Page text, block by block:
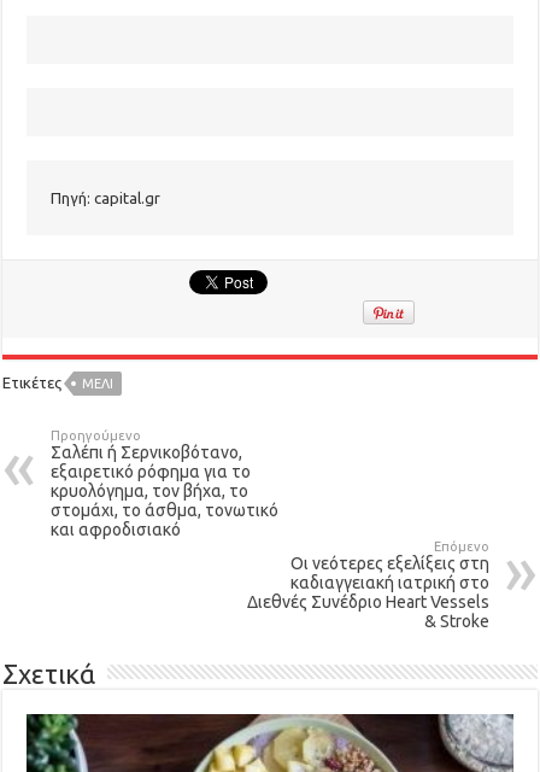
Πηγή: capital.gr
Ετικέτες ΜΈΛΙ
Προηγούμενο
Σαλέπι ή Σερνικοβότανο,
εξαιρετικό ρόφημα για το
κρυολόγημα, τον βήχα, το
στομάχι, το άσθμα, τονωτικό
και αφροδισιακό
Επόμενο
Οι νεότερες εξελίξεις στη
καδιαγγειακή ιατρική στο
Διεθνές Συνέδριο Heart Vessels
& Stroke
Σχετικά